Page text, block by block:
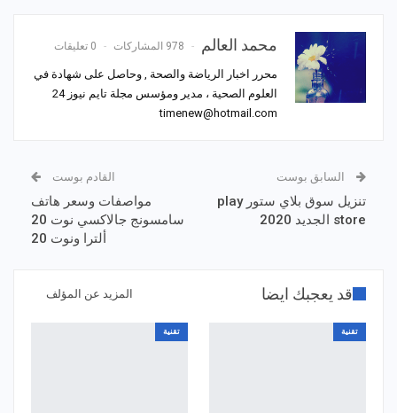
محمد العالم 978 المشاركات 0 تعليقات
محرر اخبار الرياضة والصحة , وحاصل على شهادة في
العلوم الصحية ، مدير ومؤسس مجلة تايم نيوز 24
timenew@hotmail.com
السابق بوست
تنزيل سوق بلاي ستور play
store الجديد 2020
القادم بوست
مواصفات وسعر هاتف
سامسونج جالاكسي نوت 20
ألترا ونوت 20
قد يعجبك ايضا المزيد عن المؤلف
تقنية تقنية